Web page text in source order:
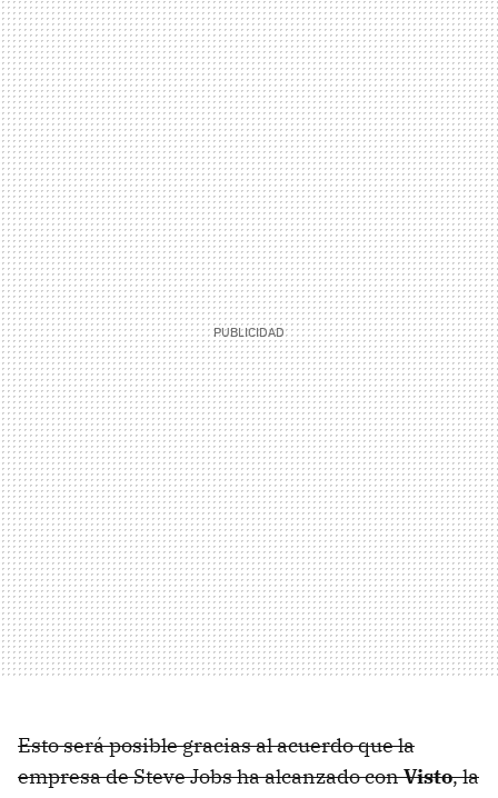
Esto será posible gracias al acuerdo que la
empresa de Steve Jobs ha alcanzado conVisto, la